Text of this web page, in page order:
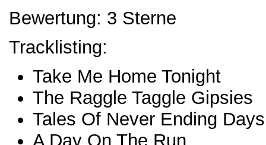
Bewertung: 3 Sterne
Tracklisting:
Take Me Home Tonight
The Raggle Taggle Gipsies
Tales Of Never Ending Days
A Day On The Run